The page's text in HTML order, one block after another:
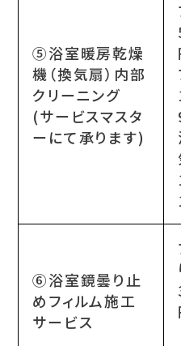
⑤浴室暖房乾燥
機（換気扇）内部
クリーニング
(サービスマスタ
ーにて承ります)
⑥浴室鏡曇り止
めフィルム施工
サービス